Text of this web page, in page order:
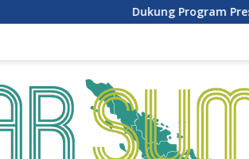
Dukung Program